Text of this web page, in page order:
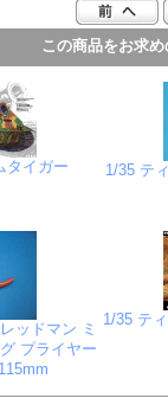
この商品をお求め
イガー
1/35 テ
ッドマン ミ
プライヤー
1/35 テ